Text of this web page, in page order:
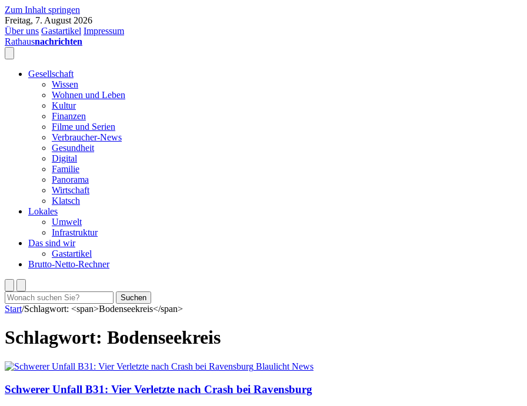
Zum Inhalt springen
Freitag, 7. August 2026
Über uns Gastartikel Impressum
Rathausnachrichten
Gesellschaft
Wissen
Wohnen und Leben
Kultur
Finanzen
Filme und Serien
Verbraucher-News
Gesundheit
Digital
Familie
Panorama
Wirtschaft
Klatsch
Lokales
Umwelt
Infrastruktur
Das sind wir
Gastartikel
Brutto-Netto-Rechner
Suchen
nach:
Suchen
Start/Schlagwort: <span>Bodenseekreis</span>
Schlagwort: Bodenseekreis
Blaulicht News
Schwerer Unfall B31: Vier Verletzte nach Crash bei Ravensburg